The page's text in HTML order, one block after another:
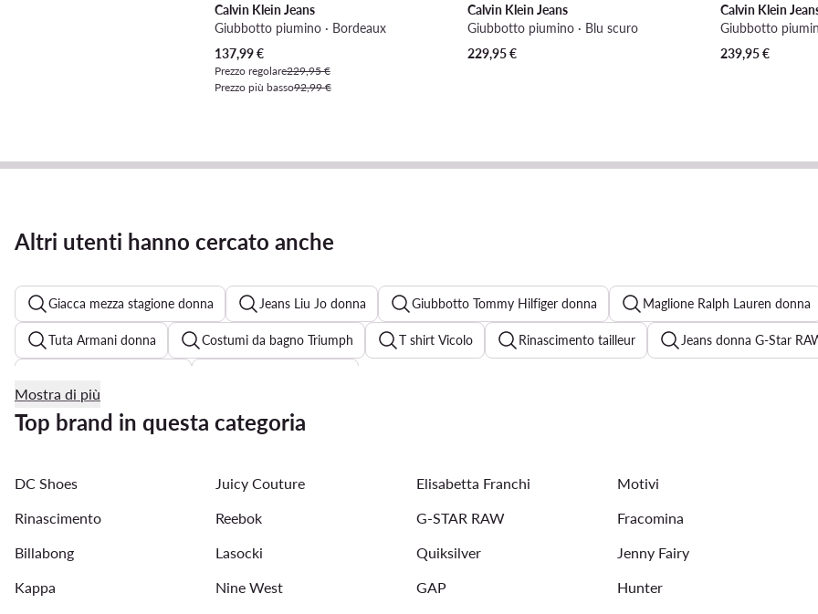
Calvin Klein Jeans
Giubbotto piumino · Bordeaux
Prezzo attuale
137,99€
Prezzo regolare229,95 €
Prezzo più basso92,99 €
Calvin Klein Jeans
Giubbotto piumino · Blu scuro
229,95€
Calvin Klein
Giubbotto
239,95€
Altri utenti hanno cercato anche
Giacca mezza stagione donna Jeans Liu Jo donna Giubbotto Tommy Hilfiger donna Maglione Ralph Lauren donna
Tuta Armani donna Costumi da bagno Triumph T shirt Vicolo Rinascimento tailleur Jeans donna G-Star
Ami paris maglione Vestito nero elegante
Camicia Liu Jo nuova collezione
Mostra di più
Top brand in questa categoria
DC Shoes Juicy Couture Elisabetta Franchi Motivi
Rinascimento
Reebok G-STAR RAW Fracomina
Billabong
Lasocki Quiksilver Jenny Fairy
Kappa
Nine West GAP Hunter